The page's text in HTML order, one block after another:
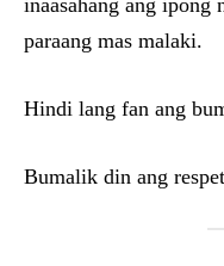
inaasahang ang ipong
paraang mas malaki.
Hindi lang fan ang
Bumalik din ang